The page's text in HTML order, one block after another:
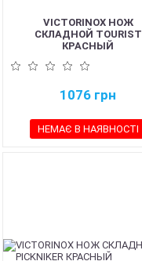
VICTORINOX НОЖ
СКЛАДНОЙ TOURIST
КРАСНЫЙ
1076 грн
НЕМАЄ В НАЯВНОСТІ